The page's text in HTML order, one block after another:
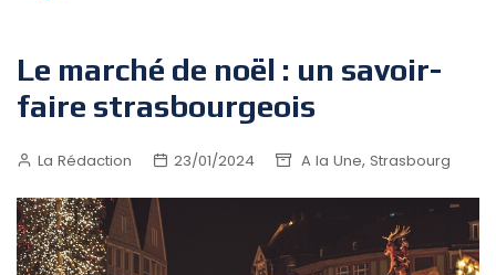
Le marché de noël : un savoir-
faire strasbourgeois
La Rédaction 23/01/2024 A la Une, Strasbourg